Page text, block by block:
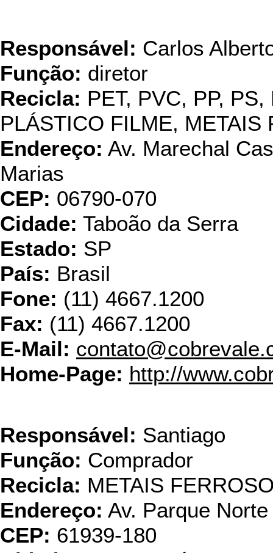
Responsável: Carlos
Função: diretor
Recicla: PET, PVC, PP,
PLÁSTICO FILME, METAIS
Endereço: Av. Marechal
Marias
CEP: 06790-070
Cidade: Taboão da Serra
Estado: SP
País: Brasil
Fone: (11) 4667.1200
Fax: (11) 4667.1200
E-Mail:
Home-Page: http://
Responsável: Santiago
Função: Comprador
Recicla: METAIS
Endereço: Av. Parque
CEP: 61939-180